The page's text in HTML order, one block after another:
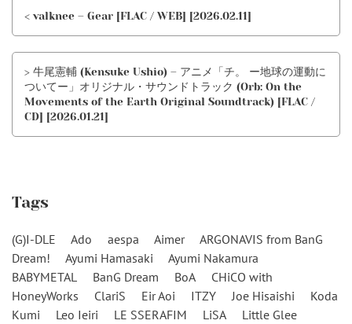
< valknee – Gear [FLAC / WEB] [2026.02.11]
> 牛尾憲輔 (Kensuke Ushio) – アニメ「チ。 ー地球の運動に
ついてー」オリジナル・サウンドトラック (Orb: On the
Movements of the Earth Original Soundtrack) [FLAC /
CD] [2026.01.21]
Tags
(G)I-DLE Ado aespa Aimer
ARGONAVIS from BanG
Dream!
Ayumi Hamasaki
Ayumi Nakamura
BABYMETAL
BanG Dream BoA
CHiCO with
HoneyWorks
ClariS Eir Aoi ITZY Joe Hisaishi
Koda
Kumi
Leo Ieiri LE SSERAFIM LiSA
Little Glee